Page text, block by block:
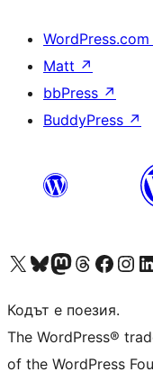
WordPress.com
Matt ↗
bbPress ↗
BuddyPress ↗
Visit our X (formerly Twitter) account
Visit our Bluesky account
Visit our Mastodon account
Visit our Threads account
Посетете нашата
Посетете
Кодът е поезия.
The WordPress®
of the WordPress